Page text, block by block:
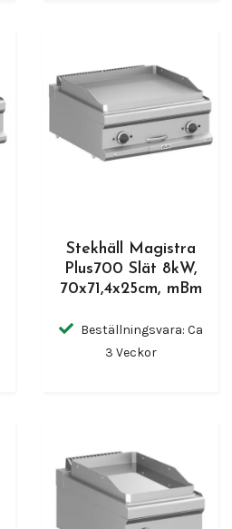
Stekhäll Magistra
Plus700 Slät 8kW,
70x71,4x25cm, mBm
Beställningsvara: Ca
3 Veckor